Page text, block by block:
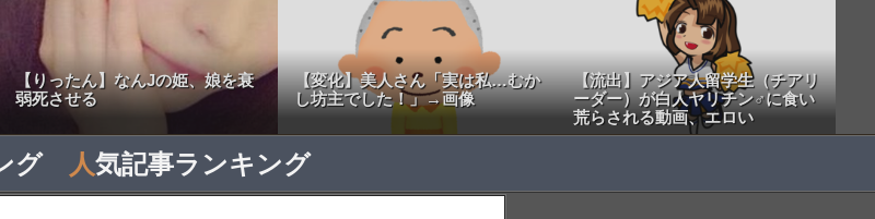
【りったん】なんJの姫、娘を衰
弱死させる
【変化】美人さん「実は私…むか
し坊主でした！」→画像
【流出】アジア人留学生（チアリ
ーダー）が白人ヤリチン♂に食い
荒らされる動画、エロい
グ 人気記事ランキング